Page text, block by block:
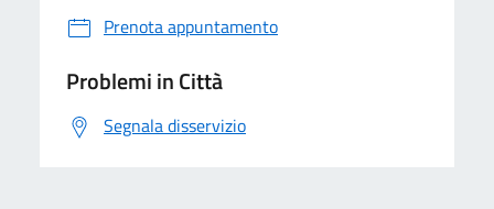
Prenota appuntamento
Problemi in Città
Segnala disservizio